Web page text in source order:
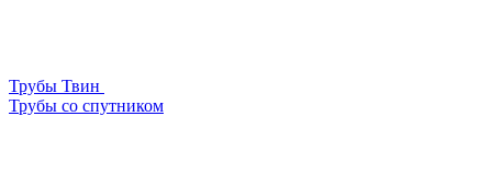
Трубы Твин
Трубы со спутником